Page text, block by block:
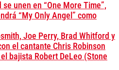
unen en “One More Time”,
“My Only Angel” como
Joe Perry, Brad Whitford y
el cantante Chris Robinson
bajista Robert DeLeo (Stone